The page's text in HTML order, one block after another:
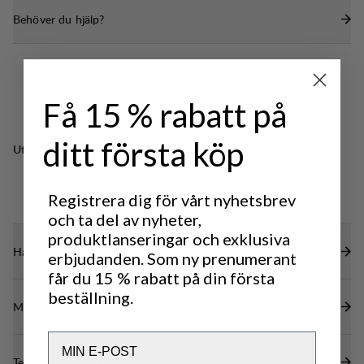
Behöver du hjälp?
Utmärkt för
CLASSIC
Hållbarhetsegenskaper
Material
Få 15 % rabatt på
ditt första köp
Registrera dig för vårt nyhetsbrev
och ta del av nyheter,
produktlanseringar och exklusiva
erbjudanden. Som ny prenumerant
får du 15 % rabatt på din första
beställning.